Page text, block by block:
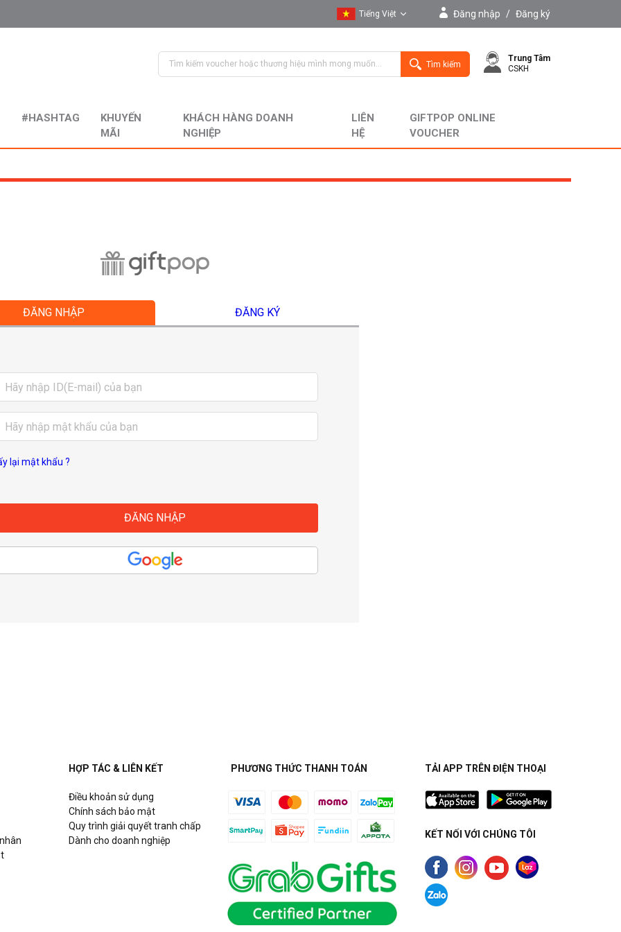
Tiếng Việt
English
Đăng nhập / Đăng ký
Tìm kiếm
Trung Tâm
CSKH
#HASHTAG
KHUYẾN
MÃI
KHÁCH HÀNG DOANH
NGHIỆP
LIÊN
HỆ
GIFTPOP ONLINE
VOUCHER
ĐĂNG NHẬP ĐĂNG KÝ
lại mật khẩu ?
HỢP TÁC & LIÊN KẾT
Điều khoản sử dụng
Chính sách bảo mật
Quy trình giải quyết tranh chấp
Dành cho doanh nghiệp
PHƯƠNG THỨC THANH TOÁN TẢI APP TRÊN ĐIỆN THOẠI
KẾT NỐI VỚI CHÚNG TÔI